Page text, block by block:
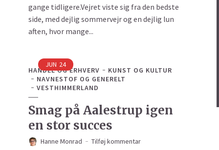
gange tidligere.Vejret viste sig fra den bedste
side, med dejlig sommervejr og en dejlig lun
aften, hvor mange...
JUN 24
HANDEL OG ERHVERV
KUNST OG KULTUR
NAVNESTOF OG GENERELT
VESTHIMMERLAND
Smag på Aalestrup igen
en stor succes
Hanne Monrad Tilføj kommentar